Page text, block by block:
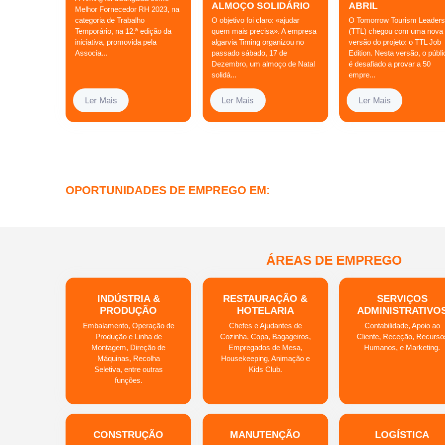
Melhor Fornecedor RH 2023, na
categoria de Trabalho
Temporário, na 12.ª edição da
iniciativa, promovida pela
Associa...
Ler Mais
ALMOÇO SOLIDÁRIO
O objetivo foi claro: «ajudar
quem mais precisa». A empresa
algarvia Timing organizou no
passado sábado, 17 de
Dezembro, um almoço de Natal
solidá...
Ler Mais
ABRIL
O Tomorrow Tourism Leaders
(TTL) chegou com uma nova
versão do projeto: o TTL Job
Edition. Nesta versão, o
é desafiado a provar a 50
empre...
Ler Mais
OPORTUNIDADES DE EMPREGO EM:
ÁREAS DE EMPREGO
INDÚSTRIA &
PRODUÇÃO
Embalamento, Operação de
Produção e Linha de
Montagem, Direção de
Máquinas, Recolha
Seletiva, entre outras
funções.
RESTAURAÇÃO &
HOTELARIA
Chefes e Ajudantes de
Cozinha, Copa, Bagageiros,
Empregados de Mesa,
Housekeeping, Animação e
Kids Club.
SERVIÇOS
Contabilidade, Apoio ao
Cliente, Receção,
Humanos, e Marketing.
CONSTRUÇÃO MANUTENÇÃO LOGÍSTICA